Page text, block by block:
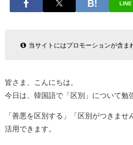
LINE
当サイトにはプロモーションが含ま
皆さま、こんにちは。
今日は、韓国語で「区別」について勉
「善悪を区別する」「区別がつきませ
活用できます。